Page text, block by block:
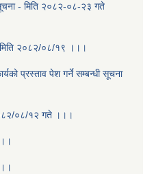
- मिति २०८२-०८-२३ गते
२०८२/०८/१९ ।।।
प्रस्ताव पेश गर्ने सम्बन्धी सूचना
०८/१२ गते ।।।